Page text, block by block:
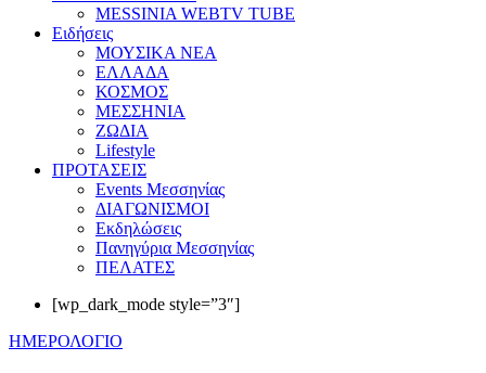
MESSINIA WEBTV TUBE
Eιδήσεις
ΜΟΥΣΙΚΑ ΝΕΑ
ΕΛΛΑΔΑ
ΚΟΣΜΟΣ
ΜΕΣΣΗΝΙΑ
ΖΩΔΙΑ
Lifestyle
ΠΡΟΤΑΣΕΙΣ
Events Μεσσηνίας
ΔΙΑΓΩΝΙΣΜΟΙ
Εκδηλώσεις
Πανηγύρια Μεσσηνίας
ΠΕΛΑΤΕΣ
[wp_dark_mode style=”3″]
ΗΜΕΡΟΛΟΓΙΟ